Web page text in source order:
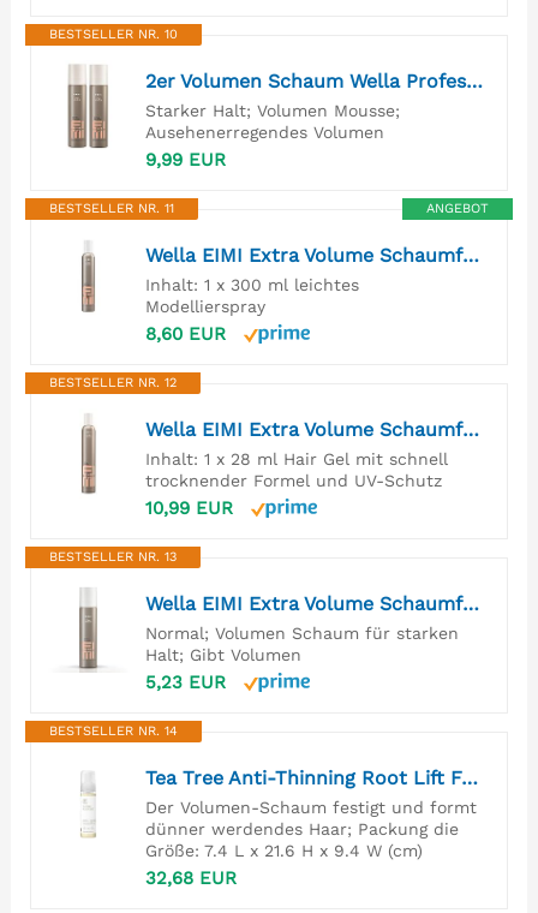
BESTSELLER NR. 10
2er Volumen Schaum Wella Professionals EIMI Extra Volume Volumen Mousse starker Halt 75 ml
Starker Halt; Volumen Mousse;
Ausehenerregendes Volumen
9,99 EUR
ANGEBOT
BESTSELLER NR. 11
Wella EIMI Extra Volume Schaumfestiger – Haarschaum für extra Volumen – schützt vor Hitze und Austrocknung – starker Halt ohne zu Verkleben und Beschweren – 1 x 300 ml
Inhalt: 1 x 300 ml leichtes
Modellierspray
8,60 EUR
BESTSELLER NR. 12
Wella EIMI Extra Volume Schaumfestiger – Haarschaum für extra Volumen – schützt vor Hitze und Austrocknung – starker Halt ohne zu Verkleben und Beschweren – 1 x 500 ml
Inhalt: 1 x 28 ml Hair Gel mit schnell
trocknender Formel und UV-Schutz
10,99 EUR
BESTSELLER NR. 13
Wella EIMI Extra Volume Schaumfestiger – Haarschaum für extra Volumen – schützt vor Hitze und Austrocknung – starker Halt ohne zu Verkleben und Beschweren – 1 x 75 ml
Normal; Volumen Schaum für starken
Halt; Gibt Volumen
5,23 EUR
BESTSELLER NR. 14
Tea Tree Anti-Thinning Root Lift Foam - Schaum-Festiger für eine verbesserte Haar-Struktur, Volumen-Mousse ideal für dünner werdendes Haar - 200 ml
Der Volumen-Schaum festigt und formt
dünner werdendes Haar; Packung die
Größe: 7.4 L x 21.6 H x 9.4 W (cm)
32,68 EUR